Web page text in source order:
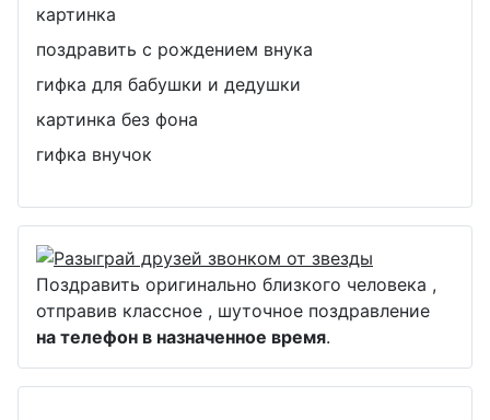
картинка
поздравить с рождением внука
гифка для бабушки и дедушки
картинка без фона
гифка внучок
Поздравить оригинально близкого человека ,
отправив классное , шуточное поздравление
на телефон в назначенное время.